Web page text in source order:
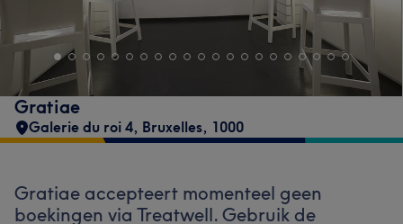
Gratiae
Galerie du roi 4, Bruxelles, 1000
Gratiae accepteert momenteel geen
boekingen via Treatwell. Gebruik de